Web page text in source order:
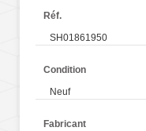
Réf.
SH01861950
Condition
Neuf
Fabricant